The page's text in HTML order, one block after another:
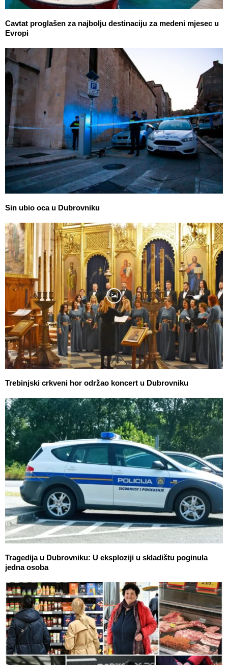
Cavtat proglašen za najbolju destinaciju za medeni mjesec u
Evropi
Sin ubio oca u Dubrovniku
Trebinjski crkveni hor održao koncert u Dubrovniku
Tragedija u Dubrovniku: U eksploziji u skladištu poginula
jedna osoba